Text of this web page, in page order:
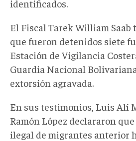
identificados.
El Fiscal Tarek William
que fueron detenidos siete
Estación de Vigilancia
Guardia Nacional
extorsión agravada.
En sus testimonios, Luis Alí
Ramón López declararon
ilegal de migrantes anterior